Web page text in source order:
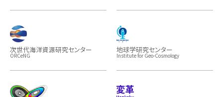
次世代海洋資源研究センター
ORCeNG
地球学研究センター
Institute for Geo-Cosmology